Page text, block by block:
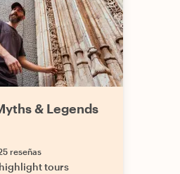
& Legends
reseñas
tours